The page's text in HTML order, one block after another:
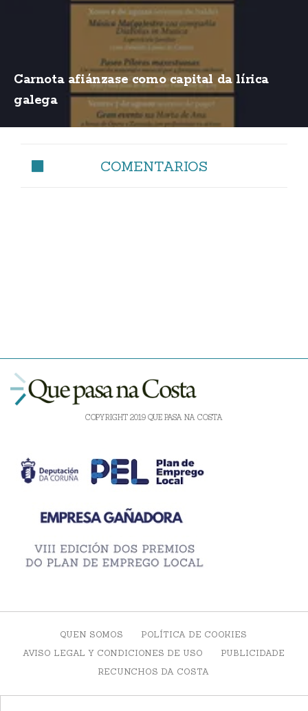
Carnota afiánzase como capital da lírica
galega
COMENTARIOS
COPYRIGHT 2019 QUE PASA NA COSTA
QUEN SOMOS
POLÍTICA DE COOKIES
AVISO LEGAL Y CONDICIONES DE USO
PUBLICIDADE
RECUNCHOS DA COSTA